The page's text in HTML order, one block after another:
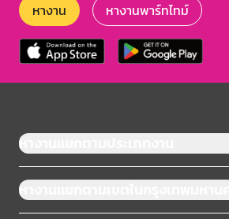
หางาน หางานพาร์ทไทม์
หางานแยกตามประเภทงาน
หางานแยกตามเขตในกรุงเทพมหานคร